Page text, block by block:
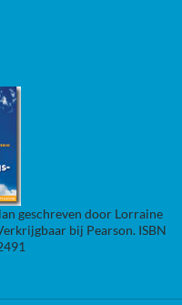
geschreven door Lorraine
bij Pearson. ISBN